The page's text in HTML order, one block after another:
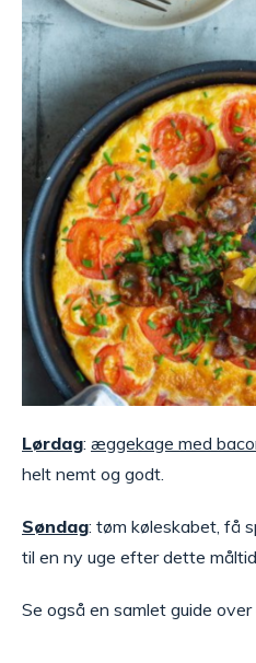
Lørdag: æggekage med
helt nemt og godt.
Søndag: tøm køleskabet, få
til en ny uge efter dette
Se også en samlet guide over